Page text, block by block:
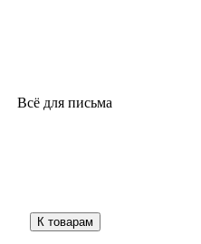
Всё для письма
К товарам